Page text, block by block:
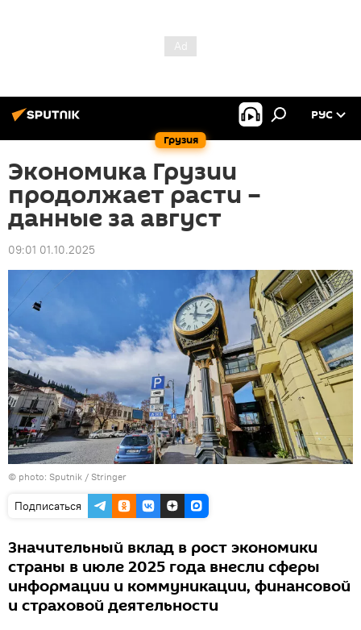
Грузия
РУС
Экономика Грузии
продолжает расти –
данные за август
09:01 01.10.2025
© photo: Sputnik / Stringer
Подписаться
Значительный вклад в рост экономики
страны в июле 2025 года внесли сферы
информации и коммуникации, финансовой
и страховой деятельности